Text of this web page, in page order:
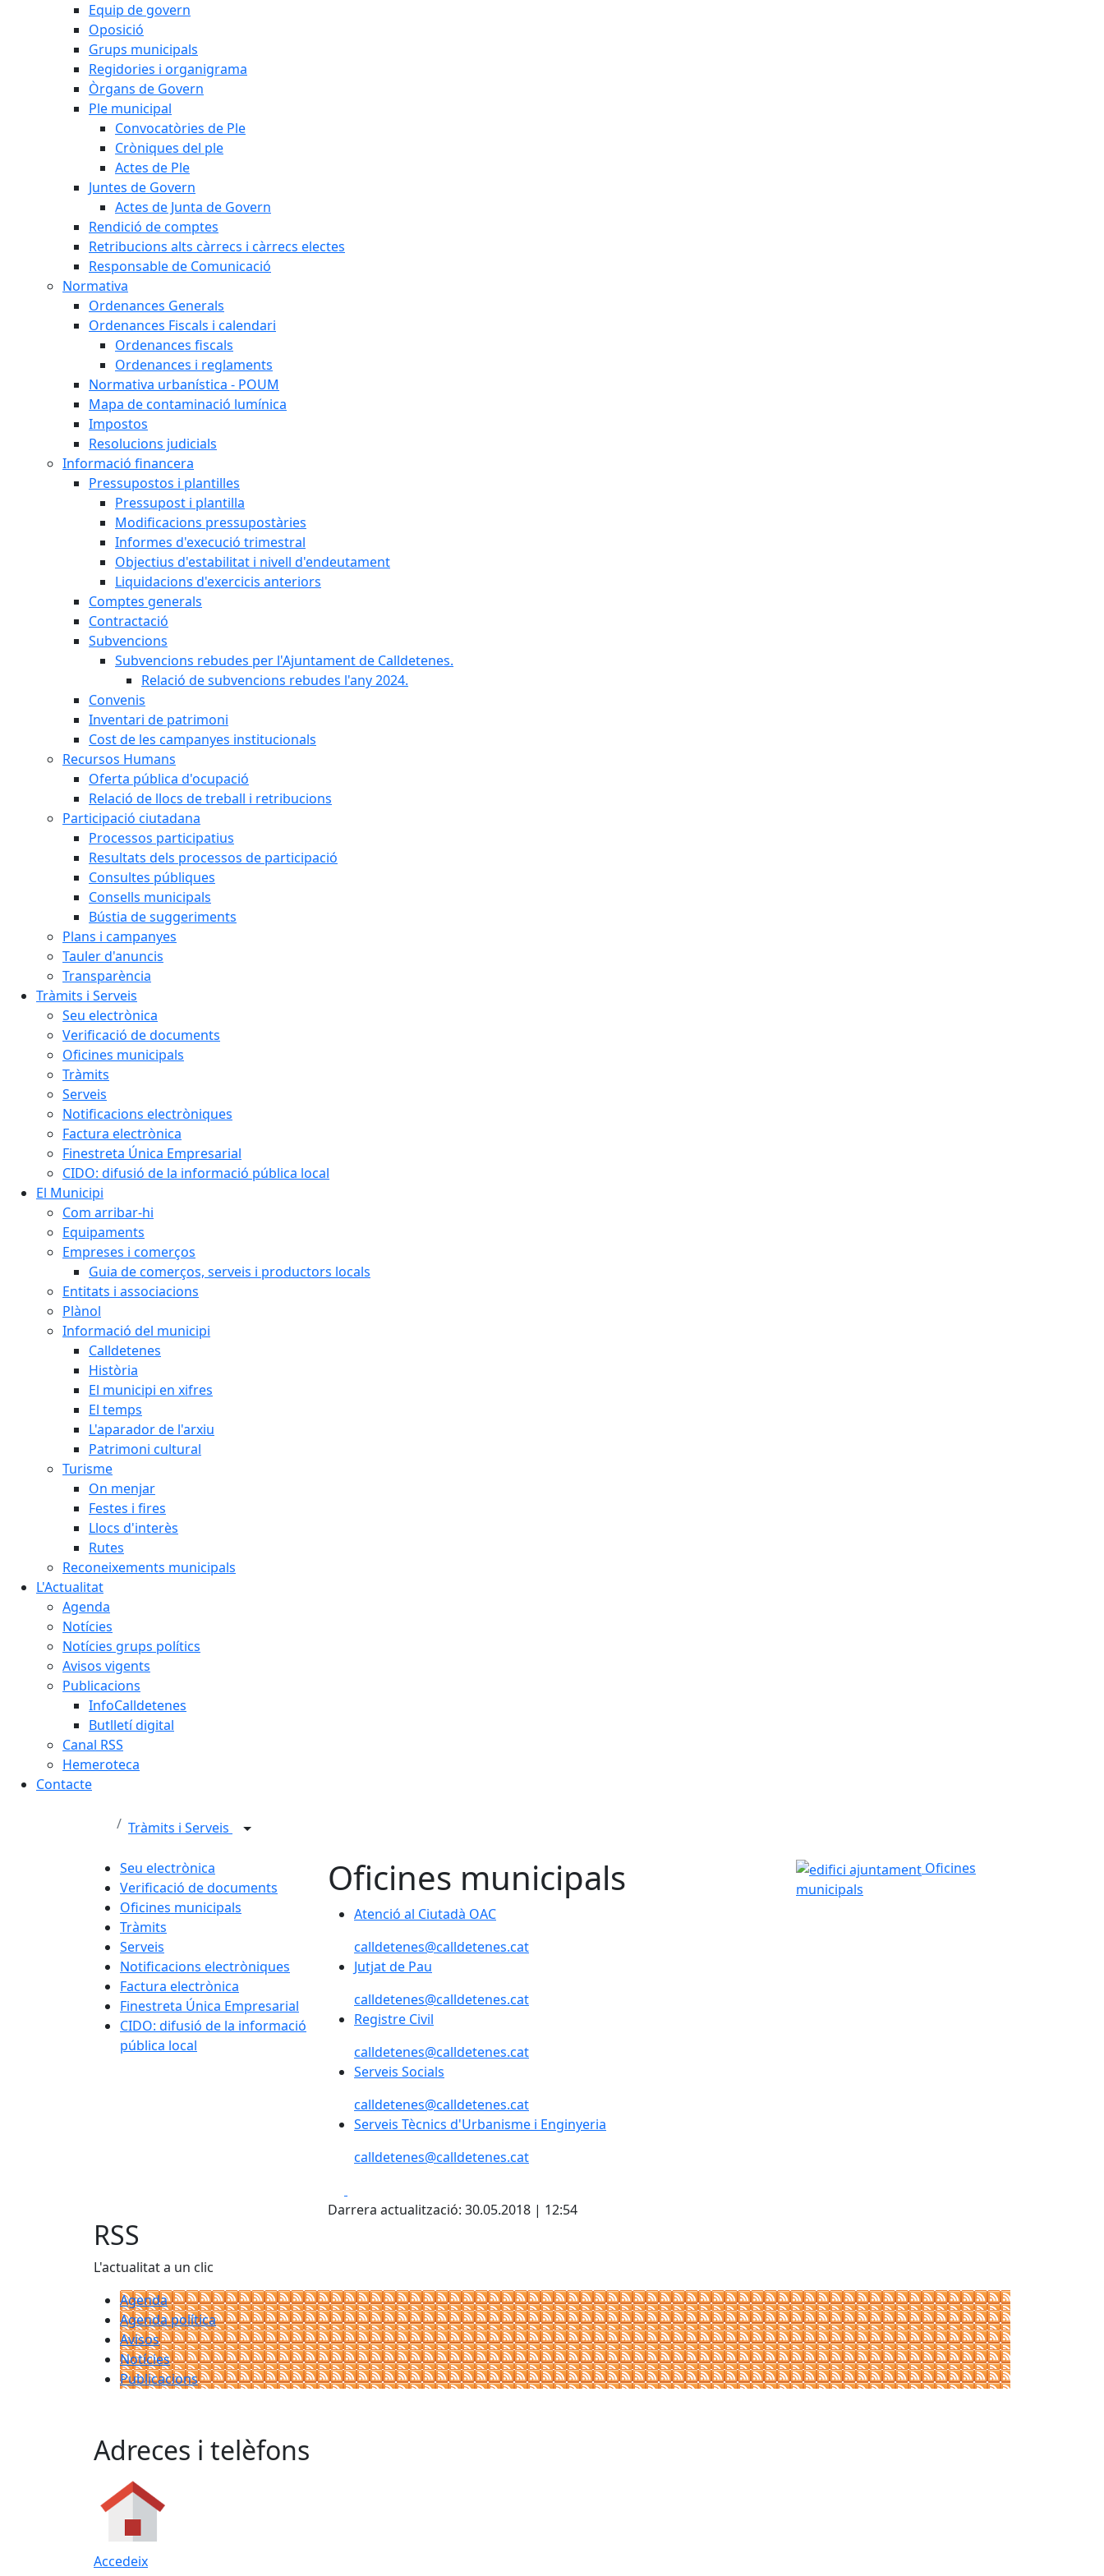
Equip de govern
Oposició
Grups municipals
Regidories i organigrama
Òrgans de Govern
Ple municipal
Convocatòries de Ple
Cròniques del ple
Actes de Ple
Juntes de Govern
Actes de Junta de Govern
Rendició de comptes
Retribucions alts càrrecs i càrrecs electes
Responsable de Comunicació
Normativa
Ordenances Generals
Ordenances Fiscals i calendari
Ordenances fiscals
Ordenances i reglaments
Normativa urbanística - POUM
Mapa de contaminació lumínica
Impostos
Resolucions judicials
Informació financera
Pressupostos i plantilles
Pressupost i plantilla
Modificacions pressupostàries
Informes d'execució trimestral
Objectius d'estabilitat i nivell d'endeutament
Liquidacions d'exercicis anteriors
Comptes generals
Contractació
Subvencions
Subvencions rebudes per l'Ajuntament de Calldetenes.
Relació de subvencions rebudes l'any 2024.
Convenis
Inventari de patrimoni
Cost de les campanyes institucionals
Recursos Humans
Oferta pública d'ocupació
Relació de llocs de treball i retribucions
Participació ciutadana
Processos participatius
Resultats dels processos de participació
Consultes públiques
Consells municipals
Bústia de suggeriments
Plans i campanyes
Tauler d'anuncis
Transparència
Tràmits i Serveis
Seu electrònica
Verificació de documents
Oficines municipals
Tràmits
Serveis
Notificacions electròniques
Factura electrònica
Finestreta Única Empresarial
CIDO: difusió de la informació pública local
El Municipi
Com arribar-hi
Equipaments
Empreses i comerços
Guia de comerços, serveis i productors locals
Entitats i associacions
Plànol
Informació del municipi
Calldetenes
Història
El municipi en xifres
El temps
L'aparador de l'arxiu
Patrimoni cultural
Turisme
On menjar
Festes i fires
Llocs d'interès
Rutes
Reconeixements municipals
L'Actualitat
Agenda
Notícies
Notícies grups polítics
Avisos vigents
Publicacions
InfoCalldetenes
Butlletí digital
Canal RSS
Hemeroteca
Contacte
Tràmits i Serveis
Seu electrònica
Verificació de documents
Oficines municipals
Tràmits
Serveis
Notificacions electròniques
Factura electrònica
Finestreta Única Empresarial
CIDO: difusió de la informació
pública local
Oficines municipals
Atenció al Ciutadà OAC
calldetenes@calldetenes.cat
Jutjat de Pau
calldetenes@calldetenes.cat
Registre Civil
calldetenes@calldetenes.cat
Serveis Socials
calldetenes@calldetenes.cat
Serveis Tècnics d'Urbanisme i Enginyeria
calldetenes@calldetenes.cat
Darrera actualització: 30.05.2018 | 12:54
edifici ajuntament
Oficines
municipals
RSS
L'actualitat a un clic
Agenda
Agenda política
Avisos
Notícies
Publicacions
Adreces i telèfons
Accedeix